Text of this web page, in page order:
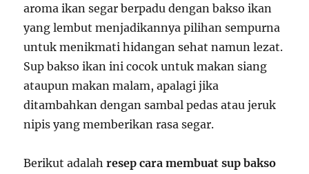
aroma ikan segar berpadu dengan bakso ikan
yang lembut menjadikannya pilihan sempurna
untuk menikmati hidangan sehat namun lezat.
Sup bakso ikan ini cocok untuk makan siang
ataupun makan malam, apalagi jika
ditambahkan dengan sambal pedas atau jeruk
nipis yang memberikan rasa segar.
Berikut adalahresep cara membuat sup bakso